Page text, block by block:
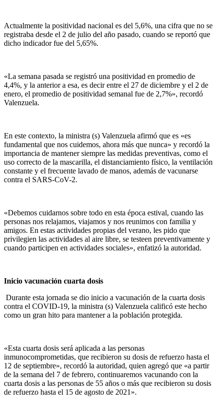
Actualmente la positividad nacional es del 5,6%, una cifra que no se
registraba desde el 2 de julio del año pasado, cuando se reportó que
dicho indicador fue del 5,65%.
«La semana pasada se registró una positividad en promedio de
4,4%, y la anterior a esa, es decir entre el 27 de diciembre y el 2 de
enero, el promedio de positividad semanal fue de 2,7%», recordó
Valenzuela.
En este contexto, la ministra (s) Valenzuela afirmó que es «es
fundamental que nos cuidemos, ahora más que nunca» y recordó la
importancia de mantener siempre las medidas preventivas, como el
uso correcto de la mascarilla, el distanciamiento físico, la ventilación
constante y el frecuente lavado de manos, además de vacunarse
contra el SARS-CoV-2.
«Debemos cuidarnos sobre todo en esta época estival, cuando las
personas nos relajamos, viajamos y nos reunimos con familia y
amigos. En estas actividades propias del verano, les pido que
privilegien las actividades al aire libre, se testeen preventivamente y
cuando participen en actividades sociales», enfatizó la autoridad.
Inicio vacunación cuarta dosis
Durante esta jornada se dio inicio a vacunación de la cuarta dosis
contra el COVID-19, la ministra (s) Valenzuela calificó este hecho
como un gran hito para mantener a la población protegida.
«Esta cuarta dosis será aplicada a las personas
inmunocomprometidas, que recibieron su dosis de refuerzo hasta el
12 de septiembre», recordó la autoridad, quien agregó que «a partir
de la semana del 7 de febrero, continuaremos vacunando con la
cuarta dosis a las personas de 55 años o más que recibieron su dosis
de refuerzo hasta el 15 de agosto de 2021».